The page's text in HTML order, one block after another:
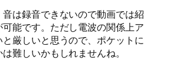
は録音できないので動画では紹
能です。ただし電波の関係上ア
厳しいと思うので、ポケットに
難しいかもしれませんね。